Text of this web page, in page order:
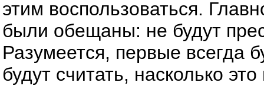
этим воспользоваться.
были обещаны: не будут
Разумеется, первые всегда
будут считать, насколько